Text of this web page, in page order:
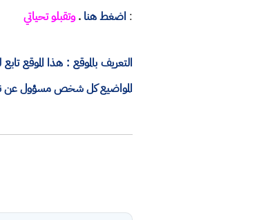
: اضغط هنا .وتقبلو تحياتي
التعريف بالموقع : هذا الموقع
المواضيع كل شخص مسؤول عن